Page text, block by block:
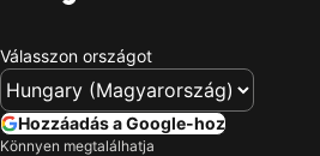
Válasszon országot
Hozzáadás a Google-hoz
Könnyen megtalálhatja